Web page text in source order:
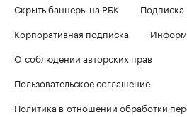
Скрыть баннеры на РБК
Подписка
Корпоративная подписка
О соблюдении авторских прав
Пользовательское соглашение
Политика в отношении обработки